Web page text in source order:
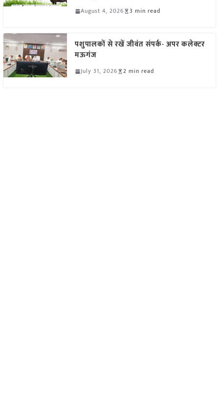
August 4, 2026 3 min read
पशुपालकों से रखें जीवंत संपर्क- अपर कलेक्टर
मऊगंज
July 31, 2026 2 min read